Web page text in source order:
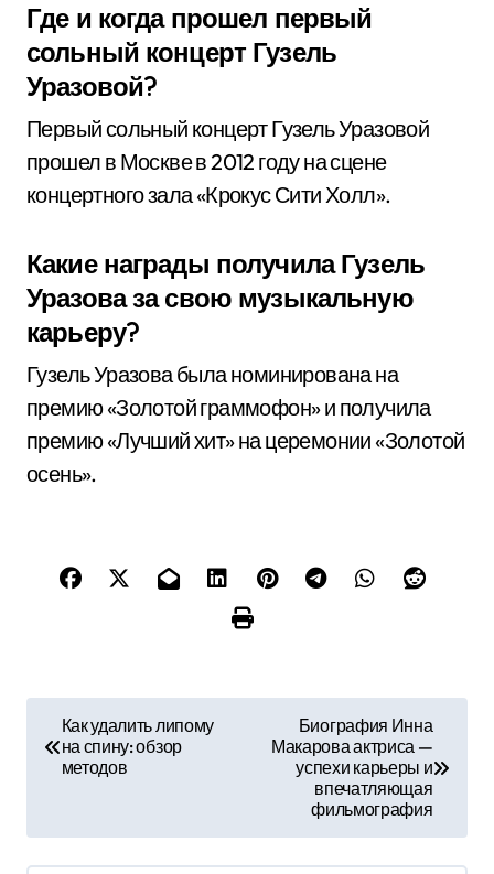
Где и когда прошел первый
сольный концерт Гузель
Уразовой?
Первый сольный концерт Гузель Уразовой
прошел в Москве в 2012 году на сцене
концертного зала «Крокус Сити Холл».
Какие награды получила Гузель
Уразова за свою музыкальную
карьеру?
Гузель Уразова была номинирована на
премию «Золотой граммофон» и получила
премию «Лучший хит» на церемонии «Золотой
осень».
и
Как удалить липому
на спину: обзор
методов
Биография Инна
Макарова актриса —
успехи карьеры и
впечатляющая
фильмография